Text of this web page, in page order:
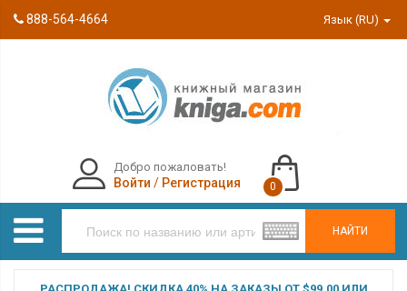
888-564-4664 Язык (RU)
НАЙТИ
Добро пожаловать!
Войти / Регистрация 0